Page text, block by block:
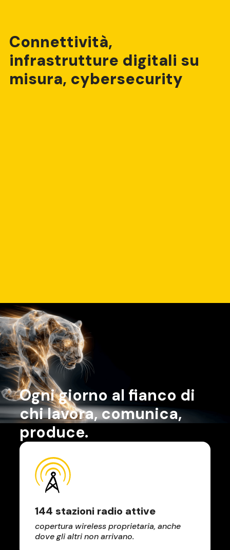
Connettività,
infrastrutture digitali su
misura, cybersecurity
Ogni giorno al fianco di
chi lavora, comunica,
produce.
144 stazioni radio attive
copertura wireless proprietaria, anche
dove gli altri non arrivano.